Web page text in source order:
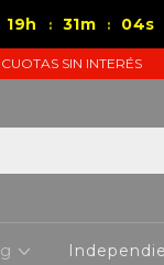
19h : 31m : 04s
SIN INTERÉS